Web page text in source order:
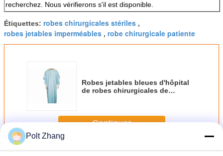
recherchez. Nous vérifierons s'il est disponible.
Étiquettes: robes chirurgicales stériles ,
robes jetables imperméables , robe chirurgicale patiente
Robes jetables bleues d'hôpital
de robes chirurgicales de
Continuer
PlusRobe chirurgicale jetable
Polt Zhang